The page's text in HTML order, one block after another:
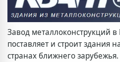
Завод металлоконструкций
поставляет и строит здания
странах ближнего зарубежья.